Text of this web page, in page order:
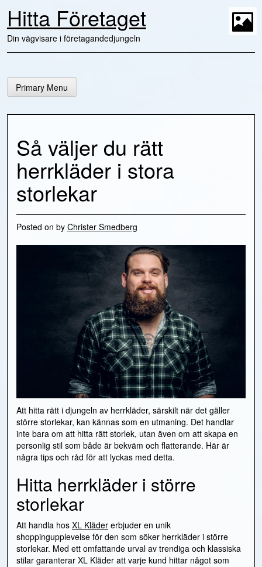
content
Hitta Företaget
Din vägvisare i företagandedjungeln
Primary Menu
Så väljer du rätt
herrkläder i stora
storlekar
Posted on by Christer Smedberg
Att hitta rätt i djungeln av herrkläder, särskilt när det gäller
större storlekar, kan kännas som en utmaning. Det handlar
inte bara om att hitta rätt storlek, utan även om att skapa en
personlig stil som både är bekväm och flatterande. Här är
några tips och råd för att lyckas med detta.
Hitta herrkläder i större
storlekar
Att handla hos XL Kläder erbjuder en unik
shoppingupplevelse för den som söker herrkläder i större
storlekar. Med ett omfattande urval av trendiga och klassiska
stilar garanterar XL Kläder att varje kund hittar något som